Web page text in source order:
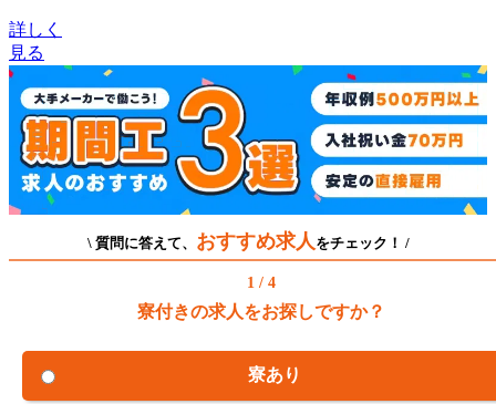
詳しく
見る
\ 質問に答えて、 おすすめ求人 をチェック！ /
1 / 4
寮付きの求人をお探しですか？
寮あり